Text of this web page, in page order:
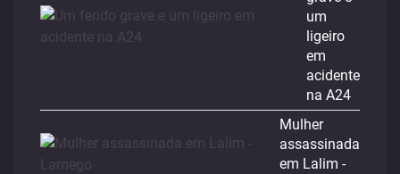
um
ligeiro
em
acidente
na A24
Mulher
assassinada
em Lalim -